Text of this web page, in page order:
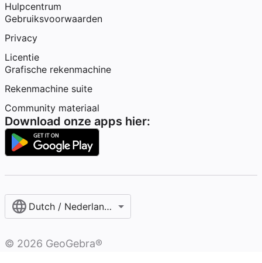
Hulpcentrum
Gebruiksvoorwaarden
Privacy
Licentie
Grafische rekenmachine
Rekenmachine suite
Community materiaal
Download onze apps hier:
Dutch / Nederlands‎ (België)‎
© 2026 GeoGebra®